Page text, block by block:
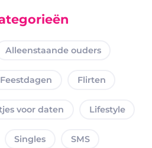
Alleenstaande ouders
Feestdagen Flirten
voor daten Lifestyle
Singles SMS